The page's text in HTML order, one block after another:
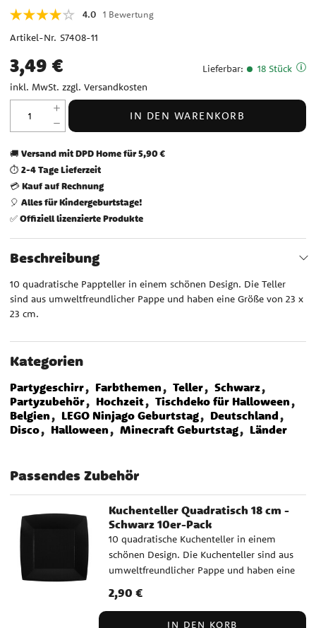
4.0 1 Bewertung
Artikel-Nr. S7408-11
Preis:3,49 €
3,49 €
inkl. MwSt. zzgl. Versandkosten
Lieferbar: 18 Stück
IN DEN WARENKORB
🚚 Versand mit DPD Home für 5,90 €
⏱️ 2-4 Tage Lieferzeit
💳Kauf auf Rechnung
🎈 Alles für Kindergeburtstage!
✅Offiziell lizenzierte Produkte
Beschreibung
10 quadratische Pappteller in einem schönen Design. Die Teller
sind aus umweltfreundlicher Pappe und haben eine Größe von 23 x
23 cm.
Kategorien
Partygeschirr Farbthemen Teller
Schwarz
Partyzubehör
Hochzeit
Tischdeko für Halloween
Belgien
LEGO Ninjago Geburtstag
Deutschland
Disco
Halloween Minecraft Geburtstag Länder
Passendes Zubehör
Kuchenteller Quadratisch 18 cm -
Schwarz 10er-Pack
10 quadratische Kuchenteller in einem
schönen Design. Die Kuchenteller sind aus
umweltfreundlicher Pappe und haben eine
Preis :2,90 €
2,90 €
IN DEN KORB